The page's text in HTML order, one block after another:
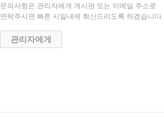
문의사항은 관리자에게 게시판 또는 이메일 주소로
연락주시면 빠른 시일내에 회신드리도록 하겠습니다.
관리자에게